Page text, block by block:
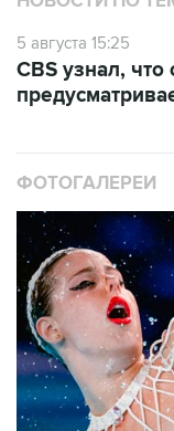
5 августа 15:25
CBS узнал,
ФОТОГАЛЕРЕИ